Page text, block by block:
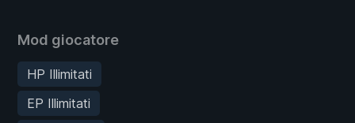
Mod giocatore
HP Illimitati
EP Illimitati